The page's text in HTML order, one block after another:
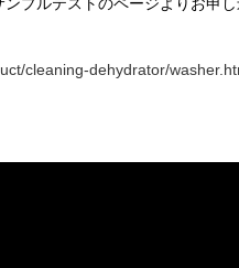
cleaning-dehydrator/